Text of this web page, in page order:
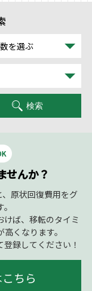
を選ぶ
検索
せんか？
原状回復費用をグ
けば、移転のタイミ
くなります。
録してください！
ちら